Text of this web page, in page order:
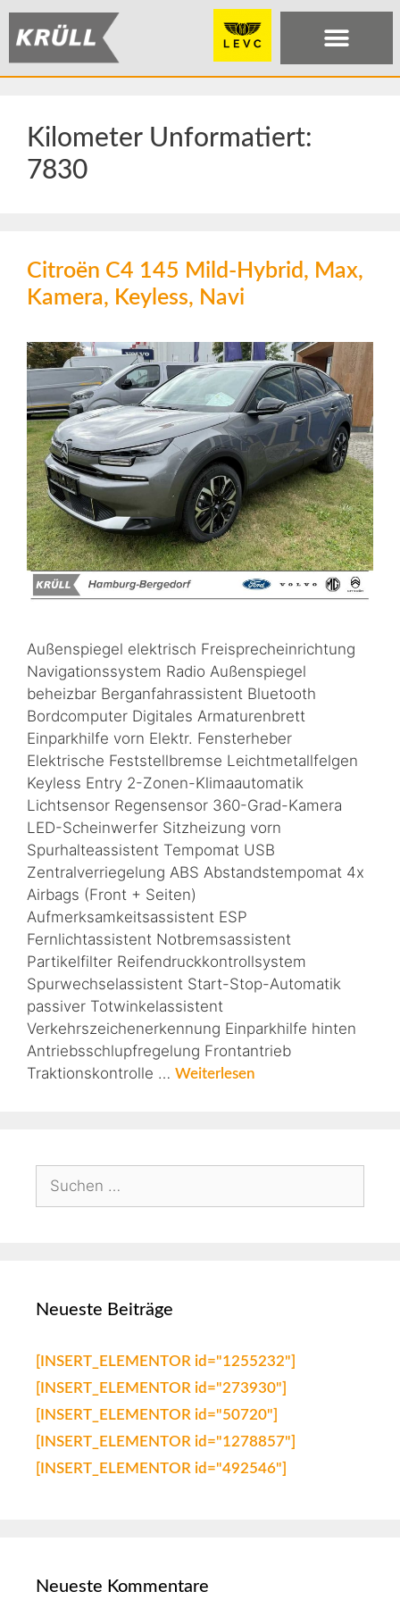
Kilometer Unformatiert:
7830
Citroën C4 145 Mild-Hybrid, Max,
Kamera, Keyless, Navi
Außenspiegel elektrisch Freisprecheinrichtung
Navigationssystem Radio Außenspiegel
beheizbar Berganfahrassistent Bluetooth
Bordcomputer Digitales Armaturenbrett
Einparkhilfe vorn Elektr. Fensterheber
Elektrische Feststellbremse Leichtmetallfelgen
Keyless Entry 2-Zonen-Klimaautomatik
Lichtsensor Regensensor 360-Grad-Kamera
LED-Scheinwerfer Sitzheizung vorn
Spurhalteassistent Tempomat USB
Zentralverriegelung ABS Abstandstempomat 4x
Airbags (Front + Seiten)
Aufmerksamkeitsassistent ESP
Fernlichtassistent Notbremsassistent
Partikelfilter Reifendruckkontrollsystem
Spurwechselassistent Start-Stop-Automatik
passiver Totwinkelassistent
Verkehrszeichenerkennung Einparkhilfe hinten
Antriebsschlupfregelung Frontantrieb
Traktionskontrolle … Weiterlesen
Neueste Beiträge
[INSERT_ELEMENTOR id="1255232"]
[INSERT_ELEMENTOR id="273930"]
[INSERT_ELEMENTOR id="50720"]
[INSERT_ELEMENTOR id="1278857"]
[INSERT_ELEMENTOR id="492546"]
Neueste Kommentare